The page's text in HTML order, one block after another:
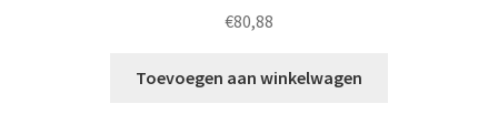
€80,88
Toevoegen aan winkelwagen